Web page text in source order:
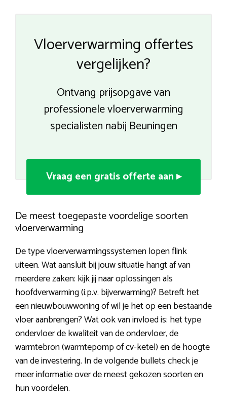
Vloerverwarming offertes
vergelijken?
Ontvang prijsopgave van
professionele vloerverwarming
specialisten nabij Beuningen
Vraag een gratis offerte aan ▸
De meest toegepaste voordelige soorten
vloerverwarming
De type vloerverwarmingssystemen lopen flink
uiteen. Wat aansluit bij jouw situatie hangt af van
meerdere zaken: kijk jij naar oplossingen als
hoofdverwarming (i.p.v. bijverwarming)? Betreft het
een nieuwbouwwoning of wil je het op een bestaande
vloer aanbrengen? Wat ook van invloed is: het type
ondervloer de kwaliteit van de ondervloer, de
warmtebron (warmtepomp of cv-ketel) en de hoogte
van de investering. In de volgende bullets check je
meer informatie over de meest gekozen soorten en
hun voordelen.